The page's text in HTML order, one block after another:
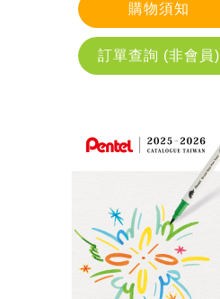
購物須知
訂單查詢 (非會員)